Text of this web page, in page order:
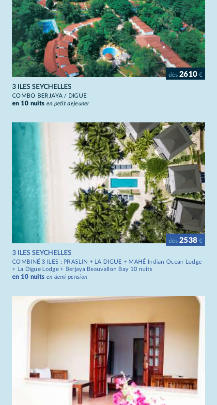
dès2610 €
3 ILES SEYCHELLES
COMBO BERJAYA / DIGUE
en 10 nuits en petit dejeuner
dès2538 €
3 ILES SEYCHELLES
COMBINÉ 3 ILES : PRASLIN + LA DIGUE + MAHÉ Indian Ocean Lodge
+ La Digue Lodge + Berjaya Beauvallon Bay 10 nuits
en 10 nuits en demi pension